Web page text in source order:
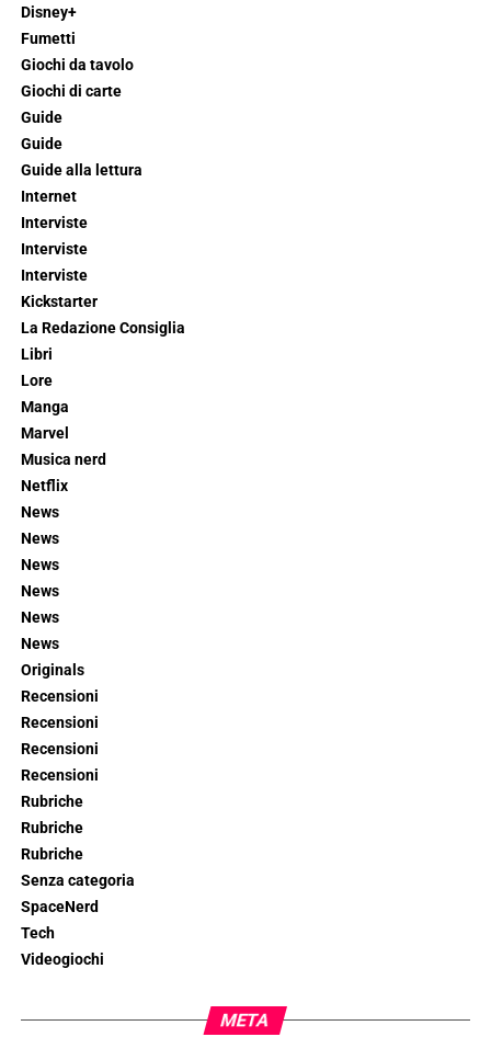
Disney+
Fumetti
Giochi da tavolo
Giochi di carte
Guide
Guide
Guide alla lettura
Internet
Interviste
Interviste
Interviste
Kickstarter
La Redazione Consiglia
Libri
Lore
Manga
Marvel
Musica nerd
Netflix
News
News
News
News
News
News
Originals
Recensioni
Recensioni
Recensioni
Recensioni
Rubriche
Rubriche
Rubriche
Senza categoria
SpaceNerd
Tech
Videogiochi
META